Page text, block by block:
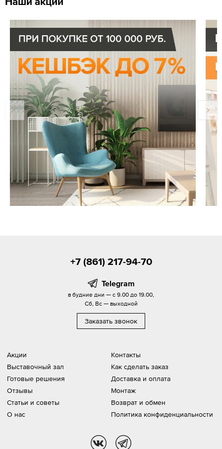
Акции
Выставочный зал
Готовые решения
Отзывы
Статьи и советы
О нас
Контакты
Как сделать заказ
Доставка и оплата
Монтаж
Возврат и обмен
Политика конфиденциальности
+7 (861) 217-94-70
Telegram
в будние дни — с 9.00 до 19.00,
Сб, Вс — выходной
Заказать звонок